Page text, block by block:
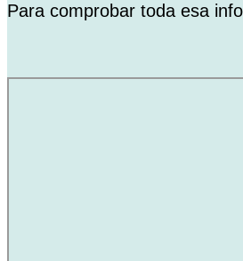
Para comprobar toda esa